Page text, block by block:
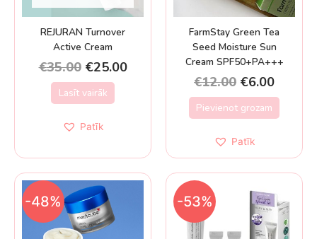
REJURAN Turnover
Active Cream
€35.00 €25.00
Lasīt vairāk
Patīk
FarmStay Green Tea
Seed Moisture Sun
Cream SPF50+PA+++
€12.00 €6.00
Pievienot grozam
Patīk
-48% -53%